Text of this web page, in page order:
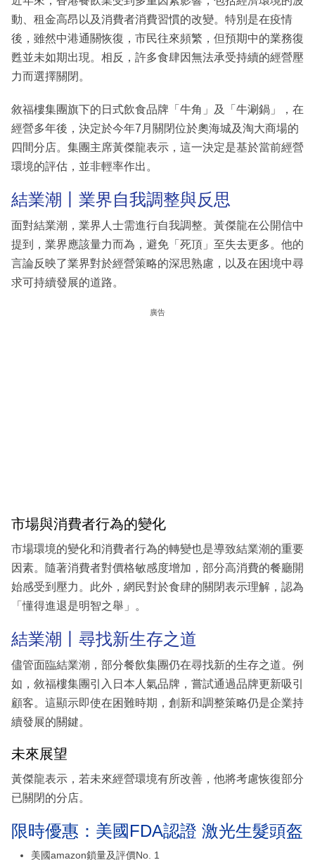
動、租金高昂以及消費者消費習慣的改變。特別是在疫情
後，雖然中港通關恢復，市民往來頻繁，但預期中的業務復
甦並未如期出現。相反，許多食肆因無法承受持續的經營壓
力而選擇關閉。
敘福樓集團旗下的日式飲食品牌「牛角」及「牛涮鍋」，在
經營多年後，決定於今年7月關閉位於奧海城及淘大商場的
四間分店。集團主席黃傑龍表示，這一決定是基於當前經營
環境的評估，並非輕率作出。
結業潮丨業界自我調整與反思
面對結業潮，業界人士需進行自我調整。黃傑龍在公開信中
提到，業界應該量力而為，避免「死頂」至失去更多。他的
言論反映了業界對於經營策略的深思熟慮，以及在困境中尋
求可持續發展的道路。
廣告
市場與消費者行為的變化
市場環境的變化和消費者行為的轉變也是導致結業潮的重要
因素。隨著消費者對價格敏感度增加，部分高消費的餐廳開
始感受到壓力。此外，網民對於食肆的關閉表示理解，認為
「懂得進退是明智之舉」。
結業潮丨尋找新生存之道
儘管面臨結業潮，部分餐飲集團仍在尋找新的生存之道。例
如，敘福樓集團引入日本人氣品牌，嘗試通過品牌更新吸引
顧客。這顯示即使在困難時期，創新和調整策略仍是企業持
續發展的關鍵。
未來展望
黃傑龍表示，若未來經營環境有所改善，他將考慮恢復部分
已關閉的分店。
限時優惠：美國FDA認證 激光生髮頭盔
美國amazon鎖量及評價No. 1